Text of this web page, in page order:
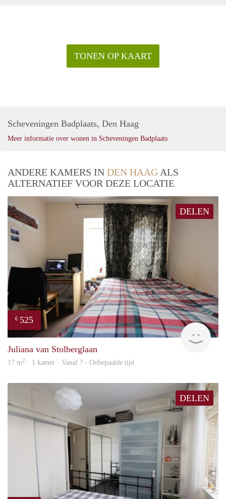
TONEN OP KAART
Scheveningen Badplaats, Den Haag
Meer informatie over wonen in Scheveningen Badplaats
ANDERE KAMERS IN DEN HAAG ALS
ALTERNATIEF VOOR DEZE LOCATIE
DELEN
€ 525
rent
Juliana van Stolberglaan
17 m2 · 1 kamer · Vanaf ? - Onbepaalde tijd
DELEN